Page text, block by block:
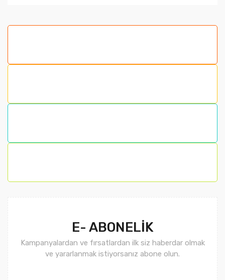
E- ABONELİK
Kampanyalardan ve fırsatlardan ilk siz haberdar olmak
ve yararlanmak istiyorsanız abone olun.